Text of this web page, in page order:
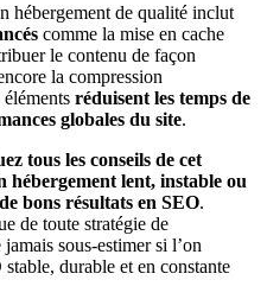
hébergement de qualité inclut
comme la mise en cache
le contenu de façon
la compression
réduisent les temps de
globales du site.
tous les conseils de cet
hébergement lent, instable ou
bons résultats en SEO.
de toute stratégie de
sous-estimer si l’on
durable et en constante